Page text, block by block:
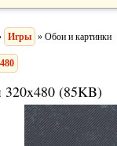
Игры » Обои и картинки
(85KB)